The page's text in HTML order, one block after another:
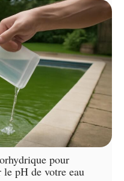
pour
pH de votre eau